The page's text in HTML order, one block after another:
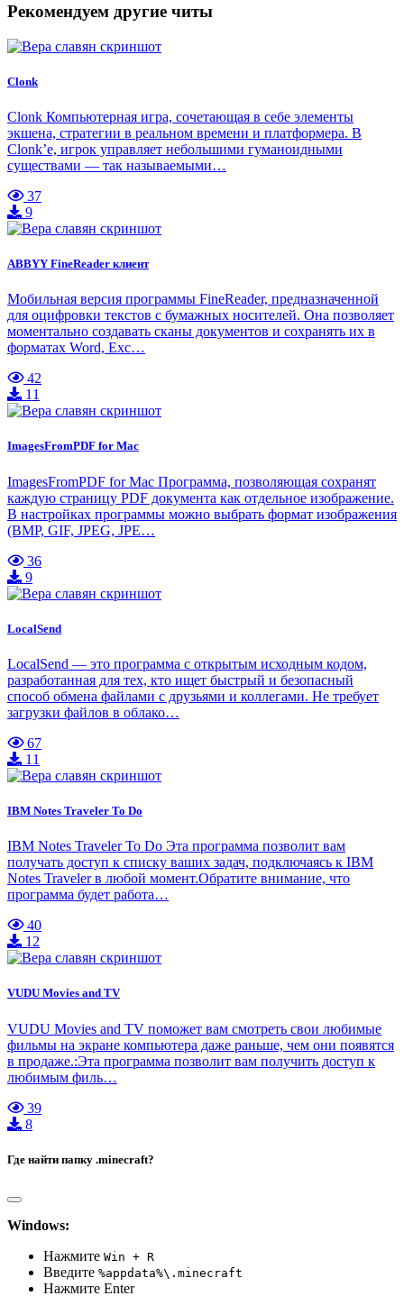
Рекомендуем другие читы
Clonk
Clonk Компьютерная игра, сочетающая в себе элементы
экшена, стратегии в реальном времени и платформера. В
Clonk’е, игрок управляет небольшими гуманоидными
существами — так называемыми…
37
9
ABBYY FineReader клиент
Мобильная версия программы FineReader, предназначенной
для оцифровки текстов с бумажных носителей. Она позволяет
моментально создавать сканы документов и сохранять их в
форматах Word, Exc…
42
11
ImagesFromPDF for Mac
ImagesFromPDF for Mac Программа, позволяющая сохранят
каждую страницу PDF документа как отдельное изображение.
В настройках программы можно выбрать формат изображения
(BMP, GIF, JPEG, JPE…
36
9
LocalSend
LocalSend — это программа с открытым исходным кодом,
разработанная для тех, кто ищет быстрый и безопасный
способ обмена файлами с друзьями и коллегами. Не требует
загрузки файлов в облако…
67
11
IBM Notes Traveler To Do
IBM Notes Traveler To Do Эта программа позволит вам
получать доступ к списку ваших задач, подключаясь к IBM
Notes Traveler в любой момент.Обратите внимание, что
программа будет работа…
40
12
VUDU Movies and TV
VUDU Movies and TV поможет вам смотреть свои любимые
фильмы на экране компьютера даже раньше, чем они появятся
в продаже.:Эта программа позволит вам получить доступ к
любимым филь…
39
8
Где найти папку .minecraft?
Windows:
Нажмите Win + R
Введите %appdata%\.minecraft
Нажмите Enter